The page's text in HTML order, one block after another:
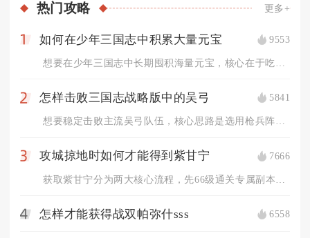
热门攻略 更多+
如何在少年三国志中积累大量元宝 9553
2 怎样击败三国志战略版中的吴弓 5841
想要稳定击败主流吴弓队伍，核心思路是选用枪兵阵容抢占兵种克制...
3 攻城掠地时如何才能得到紫甘宁 7666
4 怎样才能获得战双帕弥什sss 6558